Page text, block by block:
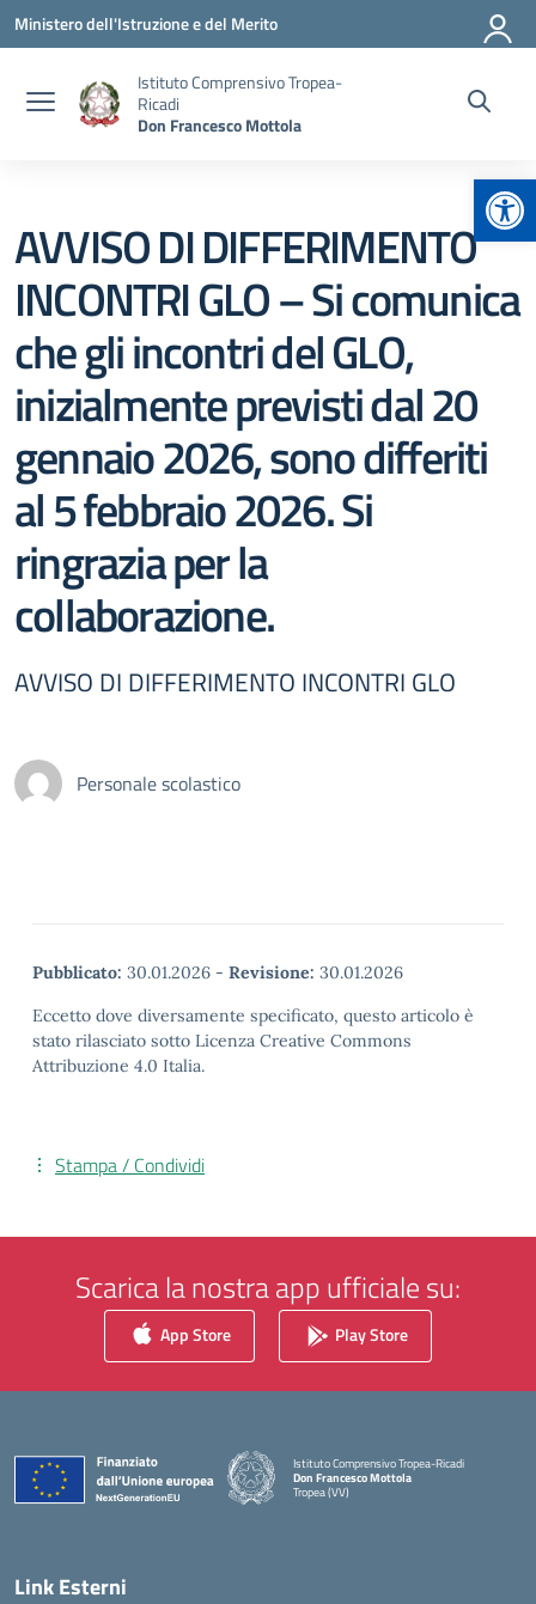
Vai ai contenuti
Vai al menu di navigazione
Vai al footer
Ministero dell'Istruzione e del Merito
Istituto Comprensivo Tropea-
Ricadi
Don Francesco Mottola
AVVISO DI DIFFERIMENTO
INCONTRI GLO – Si comunica
che gli incontri del GLO,
inizialmente previsti dal 20
gennaio 2026, sono differiti
al 5 febbraio 2026. Si
ringrazia per la
collaborazione.
AVVISO DI DIFFERIMENTO INCONTRI GLO
Personale scolastico
Pubblicato: 30.01.2026 - Revisione: 30.01.2026
Eccetto dove diversamente specificato, questo articolo è
stato rilasciato sotto Licenza Creative Commons
Attribuzione 4.0 Italia.
Stampa / Condividi
Scarica la nostra app ufficiale su:
App Store Play Store
Istituto Comprensivo Tropea-Ricadi
Don Francesco Mottola
Tropea (VV)
— Visita la pagina iniziale della scuola
Link Esterni